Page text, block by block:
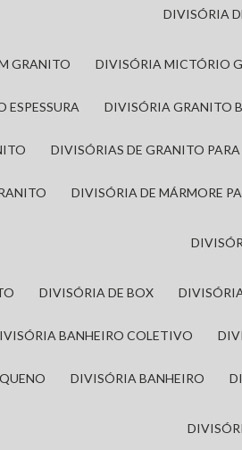
DIVISÓRIA
GRANITO DIVISÓRIA MICTÓRIO
ESPESSURA DIVISÓRIA GRANITO
DIVISÓRIAS DE GRANITO
DIVISÓRIA DE MÁRMORE
DIVISÓRIA DE BOX
DIVISÓRIA BANHEIRO COLETIVO
DIVISÓRIA BANHEIRO